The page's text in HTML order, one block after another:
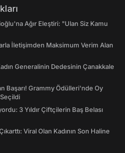
Ağır Eleştiri: "Ulan Siz Kamu
İletişimden Maksimum Verim Alan
Generalinin Dedesinin Çanakkale
Başarı! Grammy Ödülleri'nde Oy
3 Yıldır Çiftçilerin Baş Belası
Viral Olan Kadının Son Haline